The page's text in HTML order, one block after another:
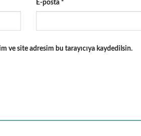
E-posta *
ve site adresim bu tarayıcıya kaydedilsin.